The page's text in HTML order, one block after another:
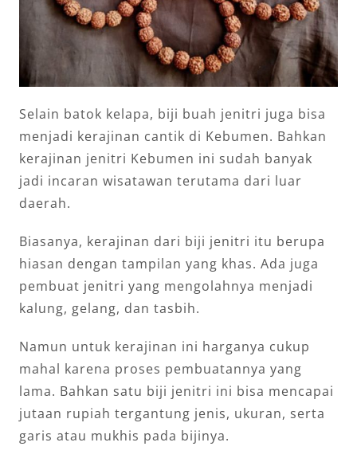
Selain batok kelapa, biji buah jenitri juga bisa
menjadi kerajinan cantik di Kebumen. Bahkan
kerajinan jenitri Kebumen ini sudah banyak
jadi incaran wisatawan terutama dari luar
daerah.
Biasanya, kerajinan dari biji jenitri itu berupa
hiasan dengan tampilan yang khas. Ada juga
pembuat jenitri yang mengolahnya menjadi
kalung, gelang, dan tasbih.
Namun untuk kerajinan ini harganya cukup
mahal karena proses pembuatannya yang
lama. Bahkan satu biji jenitri ini bisa mencapai
jutaan rupiah tergantung jenis, ukuran, serta
garis atau mukhis pada bijinya.